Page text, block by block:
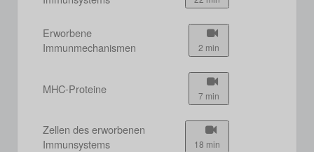
Erworbene
Immunmechanismen
2 min
MHC-Proteine 7 min
Zellen des erworbenen
Immunsystems
18 min